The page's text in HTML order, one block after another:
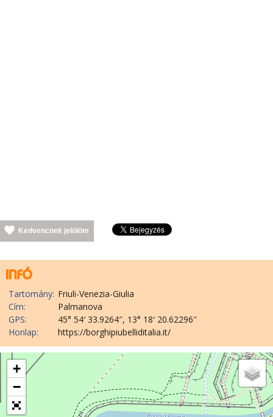
Kedvencnek jelölöm
Tartomány: Friuli-Venezia-Giulia
Cím:
Palmanova
GPS:
45° 54′ 33.9264″, 13° 18′ 20.62296″
Honlap:
https://borghipiubelliditalia.it/
+
−